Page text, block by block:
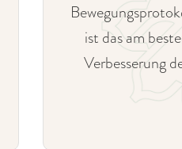
ist das am
Verbesserung